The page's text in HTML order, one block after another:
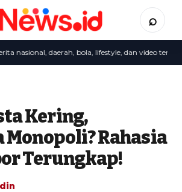
⌕
daerah, bola, lifestyle, dan video terbaru.
Kering,
Rahasia
Terungkap!